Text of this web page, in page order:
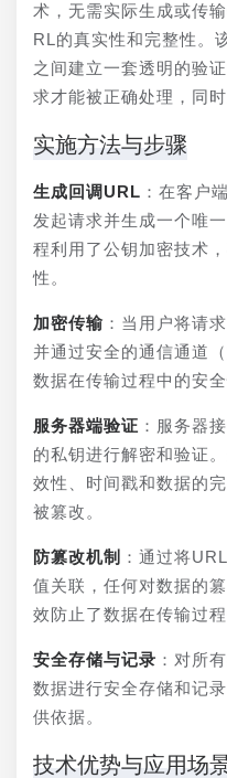
术，无需实际生成或传
RL的真实性和完整性。
之间建立一套透明的验
求才能被正确处理，同
实施方法与步骤
生成回调URL ：在客户
发起请求并生成一个唯
程利用了公钥加密技术
性。
加密传输 ：当用户将请
并通过安全的通信通道
数据在传输过程中的安全
服务器端验证 ：服务器
的私钥进行解密和验证
效性、时间戳和数据的
被篡改。
防篡改机制 ：通过将
值关联，任何对数据的
效防止了数据在传输过程
安全存储与记录 ：对所
数据进行安全存储和记
供依据。
技术优势与应用场